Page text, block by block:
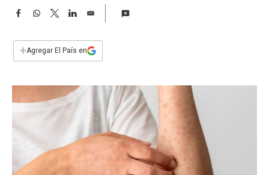
F
e
b
W
s
p
T
w
t
L
n
E
i
l
+Agregar El País en